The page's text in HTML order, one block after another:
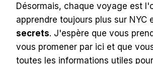
Désormais, chaque voyage est
apprendre toujours plus sur NYC
secrets. J'espère que vous
vous promener par ici et que
toutes les informations utiles